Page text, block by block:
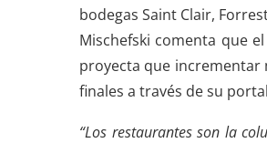
bodegas Saint Clair,
Mischefski comenta que
proyecta que incrementar
finales a través de su
“Los restaurantes son la